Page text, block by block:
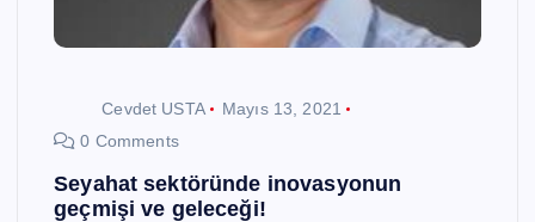
Cevdet USTA
Mayıs 13, 2021
0 Comments
Seyahat sektöründe inovasyonun
geçmişi ve geleceği!